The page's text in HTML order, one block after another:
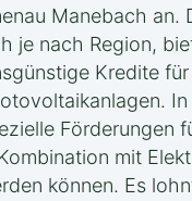
Manebach an.
je nach Region,
Kredite
Förderungen
mit
können. Es